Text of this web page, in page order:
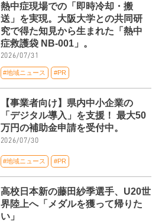
熱中症現場での「即時冷却・搬
送」を実現。大阪大学との共同研
究で得た知見から生まれた「熱中
症救護袋 NB-001」。
2026/07/31
#地域ニュース #PR
【事業者向け】県内中小企業の
「デジタル導入」を支援！ 最大50
万円の補助金申請を受付中。
2026/07/30
#地域ニュース #PR
高校日本新の藤田紗季選手、U20世
界陸上へ「メダルを獲って帰りた
い」